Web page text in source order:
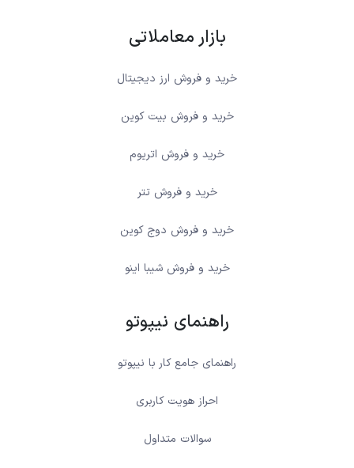
بازار معاملاتی
خرید و فروش ارز دیجیتال
خرید و فروش بیت کوین
خرید و فروش اتریوم
خرید و فروش تتر
خرید و فروش دوج کوین
خرید و فروش شیبا اینو
راهنمای نیپوتو
راهنمای جامع کار با نیپوتو
احراز هویت کاربری
سوالات متداول